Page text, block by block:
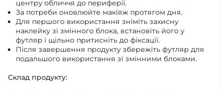
центру обличчя до периферії.
За потреби оновлюйте макіяж протягом дня.
Для першого використання зніміть захисну
наклейку зі змінного блока, встановіть його у
футляр і щільно притисніть до фіксації.
Після завершення продукту збережіть футляр для
подальшого використання зі змінними блоками.
Склад продукту: